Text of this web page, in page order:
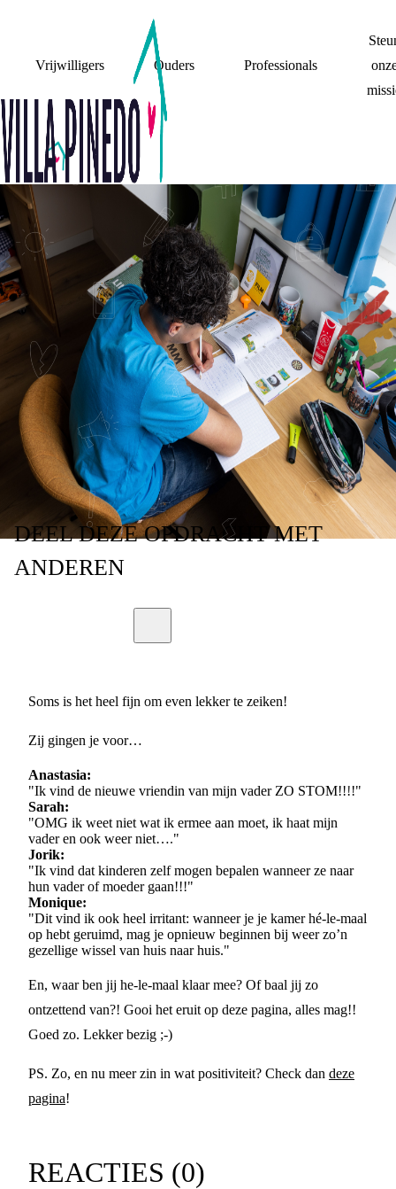
Vrijwilligers Ouders Professionals
LEKKER ZEIKEN!
DEELDEZE OPDRACHTMET
ANDEREN
Soms is het heel fijn om even lekker te zeiken!
Zij gingen je voor…
Anastasia:
"Ik vind de nieuwe vriendin van mijn vader ZO STOM!!!!"
Sarah:
"OMG ik weet niet wat ik ermee aan moet, ik haat mijn
vader en ook weer niet…."
Jorik:
"Ik vind dat kinderen zelf mogen bepalen wanneer ze naar
hun vader of moeder gaan!!!"
Monique:
"Dit vind ik ook heel irritant: wanneer je je kamer hé-le-maal
op hebt geruimd, mag je opnieuw beginnen bij weer zo’n
gezellige wissel van huis naar huis."
En, waar ben jij he-le-maal klaar mee? Of baal jij zo
ontzettend van?! Gooi het eruit op deze pagina, alles mag!!
Goed zo. Lekker bezig ;-)
PS. Zo, en nu meer zin in wat positiviteit? Check dan deze
pagina!
REACTIES (0)